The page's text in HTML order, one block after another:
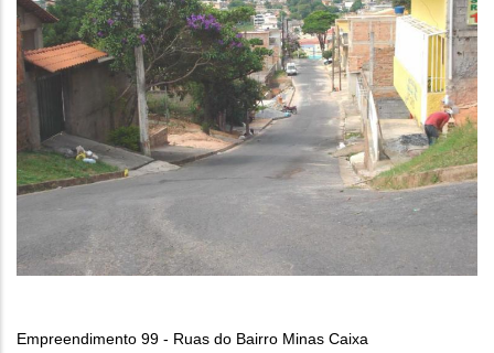
Empreendimento 99 - Ruas do Bairro Minas Caixa